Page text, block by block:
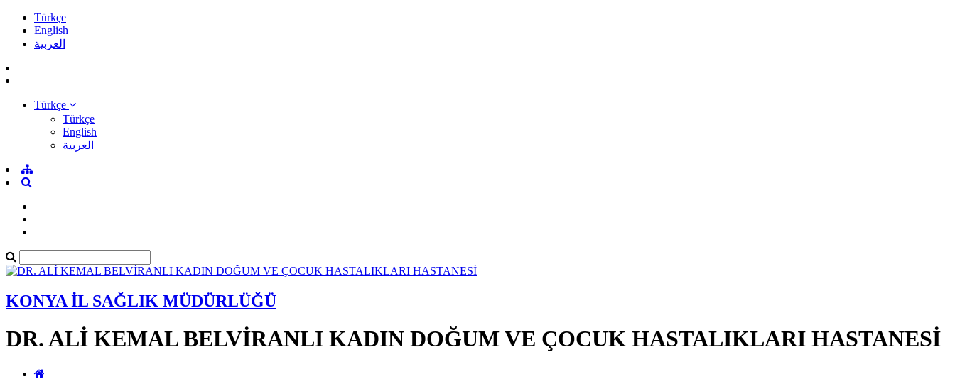
Türkçe
English
العربية
Türkçe
Türkçe
English
العربية
KONYA İL SAĞLIK MÜDÜRLÜĞÜ
DR. ALİ KEMAL BELVİRANLI KADIN DOĞUM VE ÇOCUK HASTALIKLARI HASTANESİ